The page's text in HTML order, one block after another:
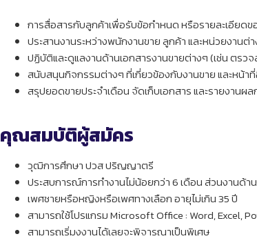
การสื่อสารกับลูกค้าเพื่อรับข้อกำหนด หรือรายละเอียดข
ประสานงานระหว่างพนักงานขาย ลูกค้า และหน่วยงาน
ปฏิบัติและดูแลงานด้านเอกสารงานขายต่างๆ (เช่น ตร
สนับสนุนกิจกรรมต่างๆ ที่เกี่ยวข้องกับงานขาย และหน้า
สรุปยอดขายประจำเดือน จัดเก็บเอกสาร และรายงาน
คุณสมบัติผู้สมัคร
วุฒิการศึกษา ปวส ปริญญาตรี
ประสบการณ์การทำงานไม่น้อยกว่า 6 เดือน ส่วนงานด้า
เพศชายหรือหญิงหรือเพศทางเลือก อายุไม่เกิน 35 ปี
สามารถใช้โปรแกรม Microsoft Office : Word, Excel,
สามารถเริ่มงงานได้เลยจะพิจารณาเป็นพิเศษ